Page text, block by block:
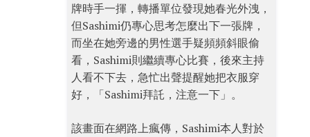
牌時手一揮，轉播單位發現她春光外洩，
但Sashimi仍專心思考怎麼出下一張牌，
而坐在她旁邊的男性選手疑頻頻斜眼偷
看，Sashimi則繼續專心比賽，後來主持
人看不下去，急忙出聲提醒她把衣服穿
好，「Sashimi拜託，注意一下」。
該畫面在網路上瘋傳，Sashimi本人對於